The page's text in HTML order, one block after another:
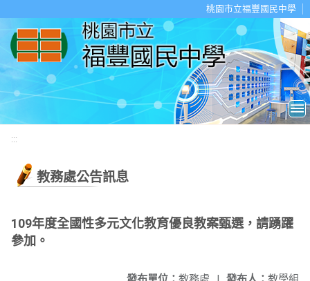
桃園市立福豐國民中學
:::
教務處公告訊息
109年度全國性多元文化教育優良教案甄選，請踴躍
參加。